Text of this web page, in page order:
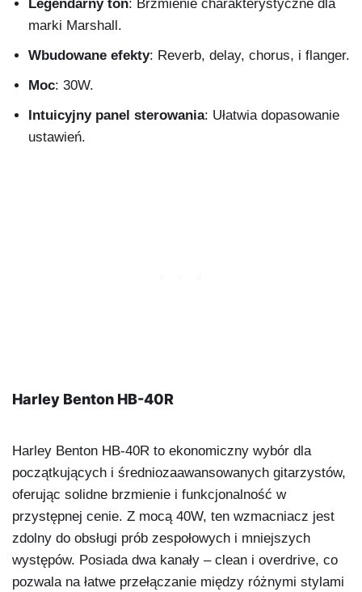
Legendarny ton: Brzmienie charakterystyczne dla
marki Marshall.
Wbudowane efekty: Reverb, delay, chorus, i flanger.
Moc: 30W.
Intuicyjny panel sterowania: Ułatwia dopasowanie
ustawień.
Harley Benton HB-40R
Harley Benton HB-40R to ekonomiczny wybór dla
początkujących i średniozaawansowanych gitarzystów,
oferując solidne brzmienie i funkcjonalność w
przystępnej cenie. Z mocą 40W, ten wzmacniacz jest
zdolny do obsługi prób zespołowych i mniejszych
występów. Posiada dwa kanały – clean i overdrive, co
pozwala na łatwe przełączanie między różnymi stylami